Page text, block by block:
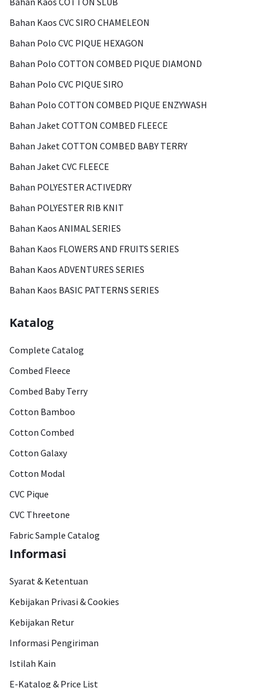
Bahan Kaos CVC SIRO CHAMELEON
Bahan Polo CVC PIQUE HEXAGON
Bahan Polo COTTON COMBED PIQUE DIAMOND
Bahan Polo CVC PIQUE SIRO
Bahan Polo COTTON COMBED PIQUE ENZYWASH
Bahan Jaket COTTON COMBED FLEECE
Bahan Jaket COTTON COMBED BABY TERRY
Bahan Jaket CVC FLEECE
Bahan POLYESTER ACTIVEDRY
Bahan POLYESTER RIB KNIT
Bahan Kaos ANIMAL SERIES
Bahan Kaos FLOWERS AND FRUITS SERIES
Bahan Kaos ADVENTURES SERIES
Bahan Kaos BASIC PATTERNS SERIES
Katalog
Complete Catalog
Combed Fleece
Combed Baby Terry
Cotton Bamboo
Cotton Combed
Cotton Galaxy
Cotton Modal
CVC Pique
CVC Threetone
Fabric Sample Catalog
Informasi
Syarat & Ketentuan
Kebijakan Privasi & Cookies
Kebijakan Retur
Informasi Pengiriman
Istilah Kain
E-Katalog & Price List